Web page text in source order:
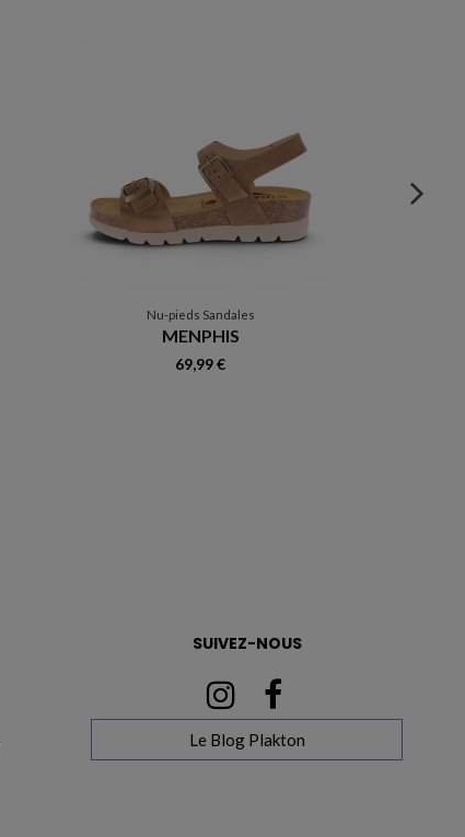
Nu-pieds Sandales
MENPHIS
69,99 €
SUIVEZ-NOUS
Le Blog Plakton